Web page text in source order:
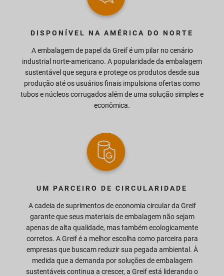
DISPONÍVEL NA AMÉRICA DO NORTE
A embalagem de papel da Greif é um pilar no cenário
industrial norte-americano. A popularidade da embalagem
sustentável que segura e protege os produtos desde sua
produção até os usuários finais impulsiona ofertas como
tubos e núcleos corrugados além de uma solução simples e
econômica.
UM PARCEIRO DE CIRCULARIDADE
A cadeia de suprimentos de economia circular da Greif
garante que seus materiais de embalagem não sejam
apenas de alta qualidade, mas também ecologicamente
corretos. A Greif é a melhor escolha como parceira para
empresas que buscam reduzir sua pegada ambiental. À
medida que a demanda por soluções de embalagem
sustentáveis continua a crescer, a Greif está liderando o